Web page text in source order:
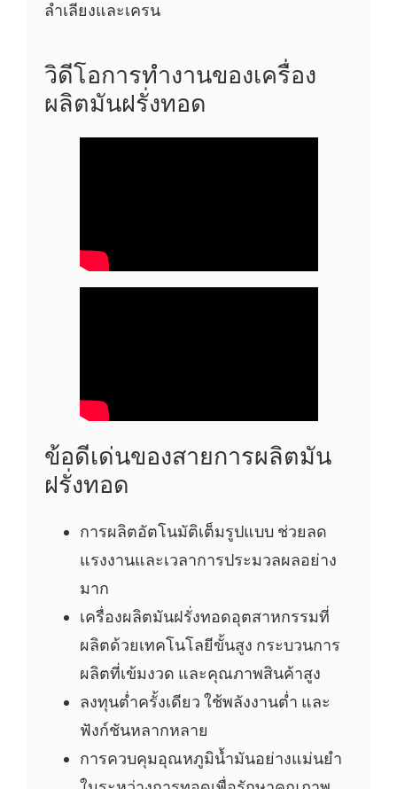
ลำเลียงและเครน
วิดีโอการทำงานของเครื่อง
ผลิตมันฝรั่งทอด
ข้อดีเด่นของสายการผลิตมัน
ฝรั่งทอด
การผลิตอัตโนมัติเต็มรูปแบบ ช่วยลด
แรงงานและเวลาการประมวลผลอย่าง
มาก
เครื่องผลิตมันฝรั่งทอดอุตสาหกรรมที่
ผลิตด้วยเทคโนโลยีขั้นสูง กระบวนการ
ผลิตที่เข้มงวด และคุณภาพสินค้าสูง
ลงทุนต่ำครั้งเดียว ใช้พลังงานต่ำ และ
ฟังก์ชันหลากหลาย
การควบคุมอุณหภูมิน้ำมันอย่างแม่นยำ